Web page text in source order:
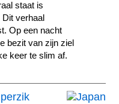
staat is
verhaal
Op een nacht
bezit van zijn ziel
keer te slim af.